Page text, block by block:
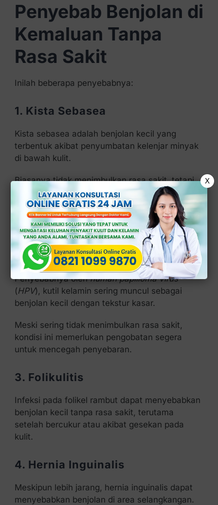
Penyebab Benjolan di
Kemaluan Tanpa
Rasa Sakit
Inilah beberapa penyebabnya:
1. Kista Sebasea
Kista sebasea adalah benjolan kecil yang
terbentuk akibat penyumbatan kelenjar minyak
di bawah kulit.
Biasanya tidak menimbulkan rasa sakit, tetapi
bisa membesar dan menjadi tidak nyaman jika
terinfeksi.
2. Kondiloma Akuminata (Kutil
Kelamin)
Penyebabnya olehhuman papilloma virus
(HPV), kutil kelamin sering muncul sebagai
benjolan kecil dengan tekstur kasar.
Meski sering tidak menimbulkan rasa sakit,
kondisi ini memerlukan pengobatan segera
untuk mencegah penyebaran.
3. Folikulitis
Infeksi pada folikel rambut dapat menyebabkan
benjolan kecil tanpa rasa sakit, terutama
setelah bercukur atau akibat gesekan pada
kulit.
4. Hernia Inguinalis
Meskipun lebih jarang, hernia inguinalis dapat
menyebabkan benjolan di area selangkangan.
X